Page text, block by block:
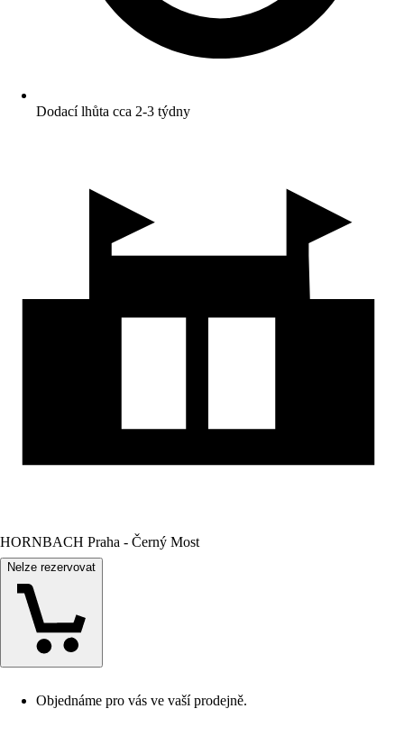
Dodací lhůta cca 2-3 týdny
HORNBACH Praha - Černý Most
Nelze rezervovat
Objednáme pro vás ve vaší prodejně.